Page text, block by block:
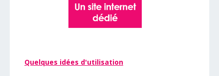
Quelques idées d'utilisation